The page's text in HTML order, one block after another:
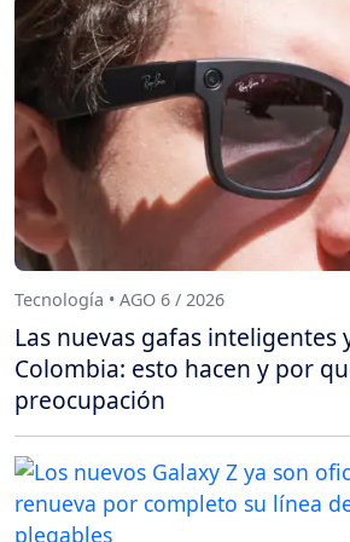
Tecnología • AGO 6 / 2026
Las nuevas gafas inteligentes
Colombia: esto hacen y por
preocupación